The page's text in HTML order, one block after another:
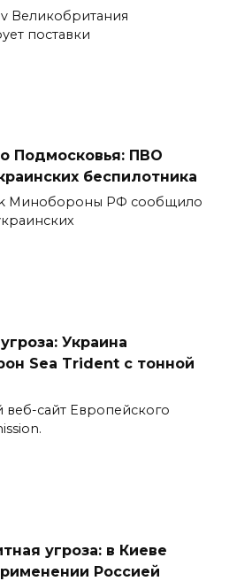
Великобритания
поставки
Подмосковья: ПВО
беспилотника
Минобороны РФ сообщило
Украина
Sea Trident с тонной
сайт Европейского
угроза: в Киеве
Россией